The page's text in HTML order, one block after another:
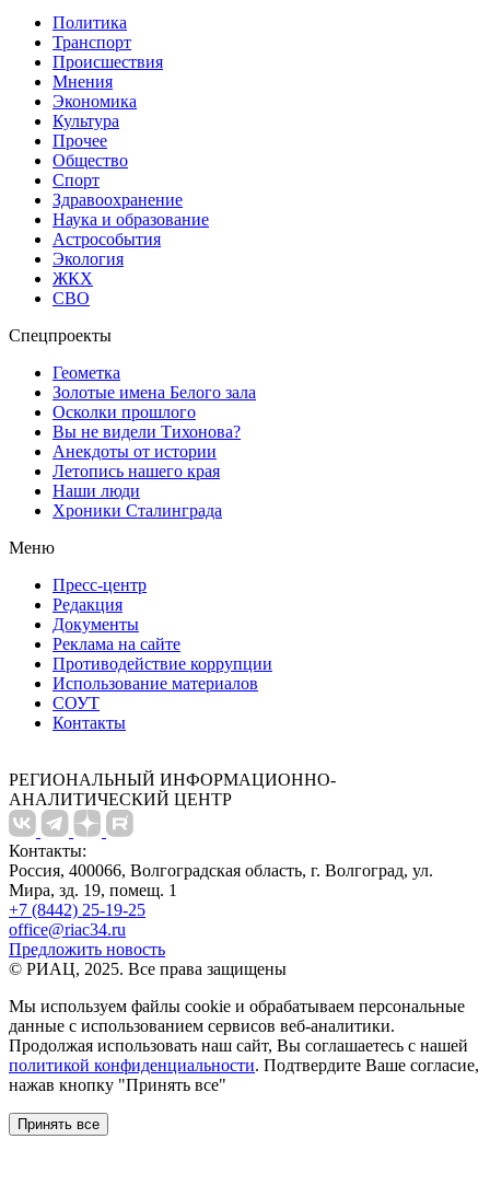
Политика
Транспорт
Происшествия
Мнения
Экономика
Культура
Прочее
Общество
Спорт
Здравоохранение
Наука и образование
Астрособытия
Экология
ЖКХ
СВО
Спецпроекты
Геометка
Золотые имена Белого зала
Осколки прошлого
Вы не видели Тихонова?
Анекдоты от истории
Летопись нашего края
Наши люди
Хроники Сталинграда
Меню
Пресс-центр
Редакция
Документы
Реклама на сайте
Противодействие коррупции
Использование материалов
СОУТ
Контакты
РЕГИОНАЛЬНЫЙ ИНФОРМАЦИОННО-
АНАЛИТИЧЕСКИЙ ЦЕНТР
Контакты:
Россия, 400066, Волгоградская область, г. Волгоград, ул.
Мира, зд. 19, помещ. 1
+7 (8442) 25-19-25
office@riac34.ru
Предложить новость
© РИАЦ, 2025. Все права защищены
Мы используем файлы сookie и обрабатываем персональные
данные с использованием сервисов веб-аналитики.
Продолжая использовать наш сайт, Вы соглашаетесь с нашей
политикой конфиденциальности. Подтвердите Ваше согласие,
нажав кнопку "Принять все"
Принять все